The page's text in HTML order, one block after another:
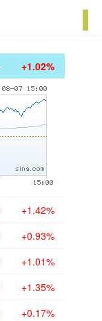
+1.02%
+1.42%
+0.93%
+1.01%
+1.35%
+0.17%